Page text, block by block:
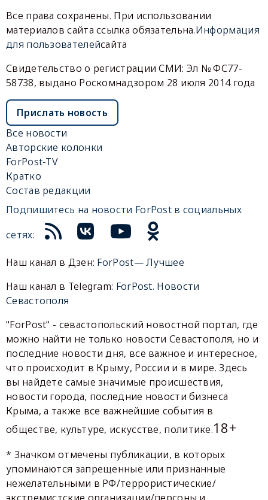
Все права сохранены. При использовании
материалов сайта ссылка обязательна.Информация
для пользователейсайта
Свидетельство о регистрации СМИ: Эл № ФС77-
58738, выдано Роскомнадзором 28 июля 2014 года
Прислать новость
Все новости
Авторские колонки
ForPost-TV
Кратко
Состав редакции
Подпишитесь на новости ForPost в социальных
сетях:
Наш канал в Дзен: ForPost— Лучшее
Наш канал в Telegram: ForPost. Новости
Севастополя
"ForPost" - севастопольский новостной портал, где
можно найти не только новости Севастополя, но и
последние новости дня, все важное и интересное,
что происходит в Крыму, России и в мире. Здесь
вы найдете самые значимые происшествия,
новости города, последние новости бизнеса
Крыма, а также все важнейшие события в
обществе, культуре, искусстве, политике.18+
* Значком отмечены публикации, в которых
упоминаются запрещенные или признанные
нежелательными в РФ/террористические/